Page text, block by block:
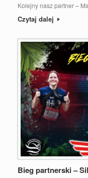
Kolejny nasz partner –
Czytaj dalej
Bieg partnerski –